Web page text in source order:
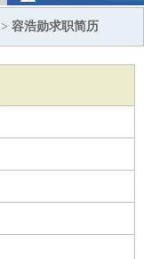
> 容浩勋求职简历